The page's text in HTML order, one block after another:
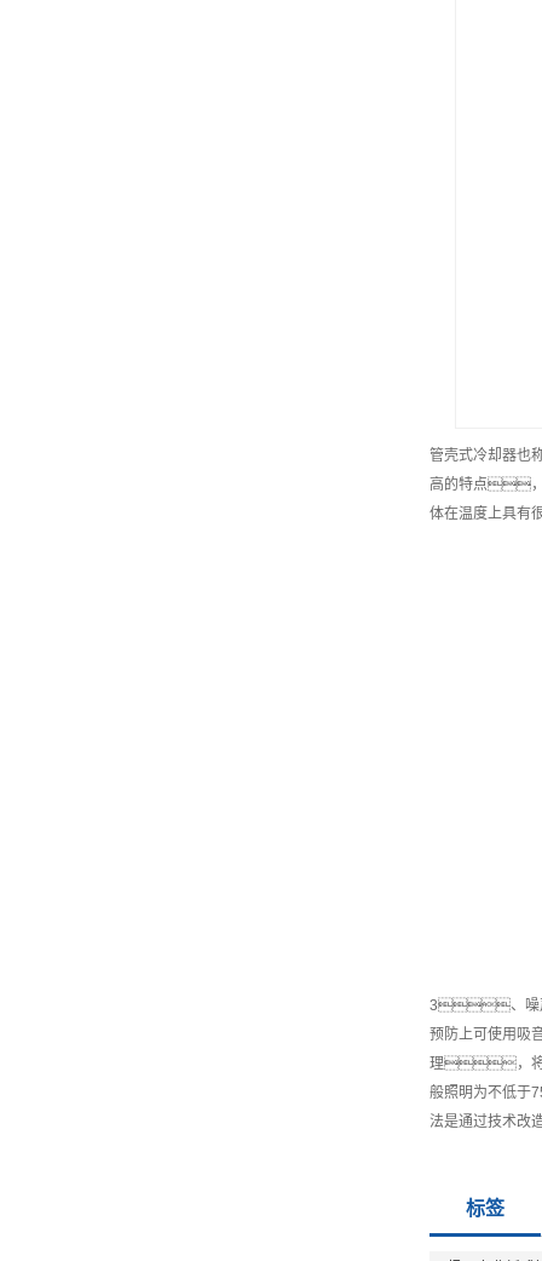
管壳式冷却器也
高的特点，
体在温度上具
3、噪声
预防上可使用
理，将
般照明为不低
法是通过技术
标签